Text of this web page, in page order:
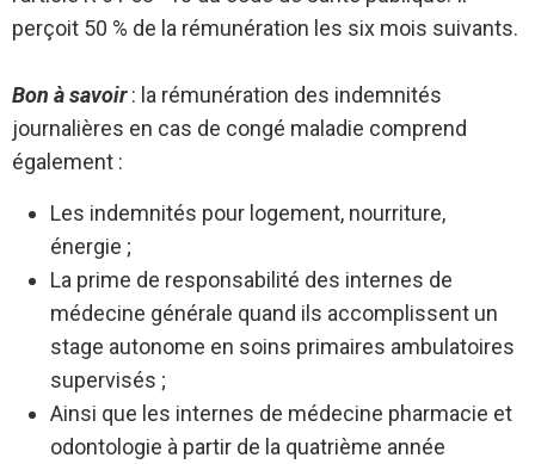
perçoit 50 % de la rémunération les six mois suivants.
Bon à savoir: la rémunération des indemnités
journalières en cas de congé maladie comprend
également :
Les indemnités pour logement, nourriture,
énergie ;
La prime de responsabilité des internes de
médecine générale quand ils accomplissent un
stage autonome en soins primaires ambulatoires
supervisés ;
Ainsi que les internes de médecine pharmacie et
odontologie à partir de la quatrième année